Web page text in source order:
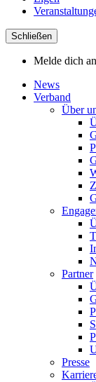
Schließen
Melde dich an
News
Verband
Über
Partner
Presse